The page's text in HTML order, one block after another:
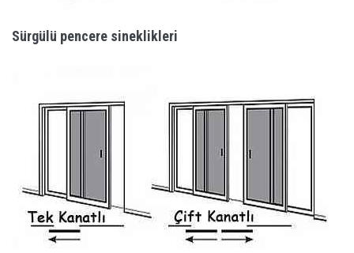
Sürgülü pencere sineklikleri